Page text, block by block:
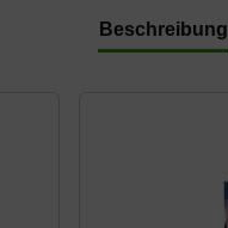
Beschreibung